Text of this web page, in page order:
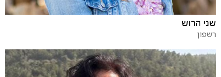
שני הרוש
רשפון